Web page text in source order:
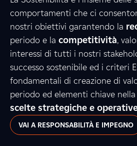
comportamenti che ci
nostri obiettivi garantendo la
periodo e la competitività,
interessi di tutti i nostri
successo sostenibile ed i criteri
fondamentali di creazione di
periodo ed elementi chiave
scelte strategiche e
VAI A RESPONSABILITÀ E IMPEGNO